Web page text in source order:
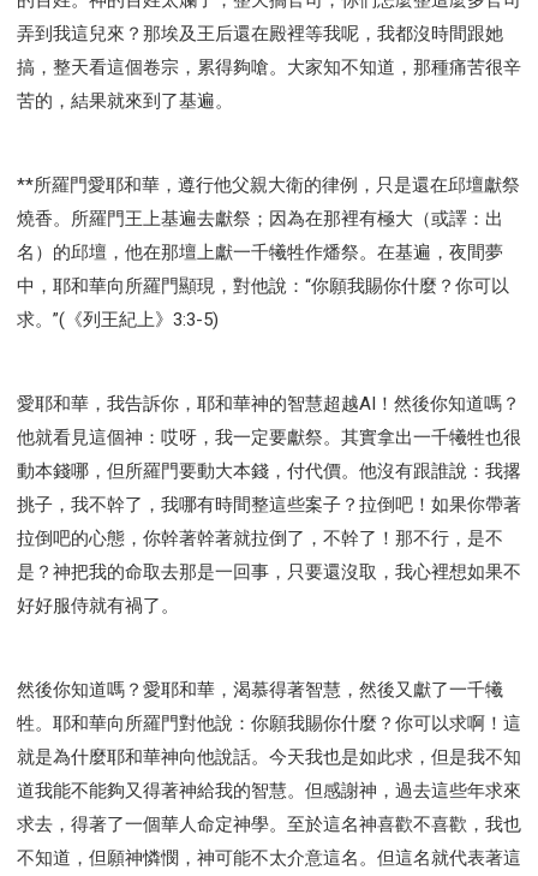
弄到我這兒來？那埃及王后還在殿裡等我呢，我都沒時間跟她
搞，整天看這個卷宗，累得夠嗆。大家知不知道，那種痛苦很辛
苦的，結果就來到了基遍。
**所羅門愛耶和華，遵行他父親大衛的律例，只是還在邱壇獻祭
燒香。所羅門王上基遍去獻祭；因為在那裡有極大（或譯：出
名）的邱壇，他在那壇上獻一千犧牲作燔祭。在基遍，夜間夢
中，耶和華向所羅門顯現，對他說：“你願我賜你什麼？你可以
求。”(《列王紀上》3:3-5)
愛耶和華，我告訴你，耶和華神的智慧超越AI！然後你知道嗎？
他就看見這個神：哎呀，我一定要獻祭。其實拿出一千犧牲也很
動本錢哪，但所羅門要動大本錢，付代價。他沒有跟誰說：我撂
挑子，我不幹了，我哪有時間整這些案子？拉倒吧！如果你帶著
拉倒吧的心態，你幹著幹著就拉倒了，不幹了！那不行，是不
是？神把我的命取去那是一回事，只要還沒取，我心裡想如果不
好好服侍就有禍了。
然後你知道嗎？愛耶和華，渴慕得著智慧，然後又獻了一千犧
牲。耶和華向所羅門對他說：你願我賜你什麼？你可以求啊！這
就是為什麼耶和華神向他說話。今天我也是如此求，但是我不知
道我能不能夠又得著神給我的智慧。但感謝神，過去這些年求來
求去，得著了一個華人命定神學。至於這名神喜歡不喜歡，我也
不知道，但願神憐憫，神可能不太介意這名。但這名就代表著這